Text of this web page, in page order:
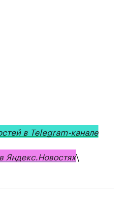
в Telegram-канале
Яндекс.Новостях\